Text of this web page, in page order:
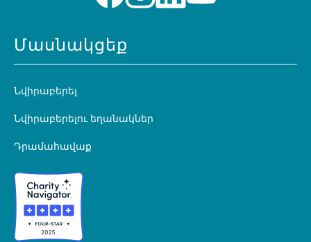
Մասնակցեք
Նվիրաբերել
Նվիրաբերելու եղանակներ
Դրամահավաք